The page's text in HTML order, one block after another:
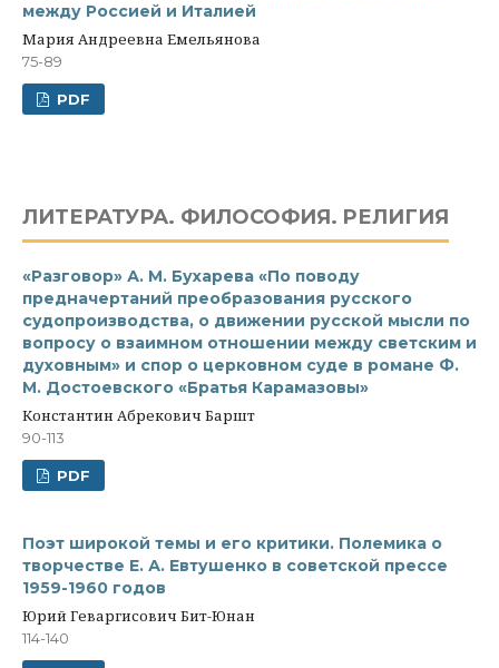
между Россией и Италией
Мария Андреевна Емельянова
75-89
PDF
ЛИТЕРАТУРА. ФИЛОСОФИЯ. PЕЛИГИЯ
«Разговор» А. М. Бухарева «По поводу
предначертаний преобразования русского
судопроизводства, о движении русской мысли по
вопросу о взаимном отношении между светским и
духовным» и спор о церковном суде в романе Ф.
М. Достоевского «Братья Карамазовы»
Константин Абрекович Баршт
90-113
PDF
Поэт широкой темы и его критики. Полемика о
творчестве Е. А. Евтушенко в советской прессе
1959-1960 годов
Юрий Геваргисович Бит-Юнан
114-140